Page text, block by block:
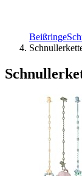
Beißringe